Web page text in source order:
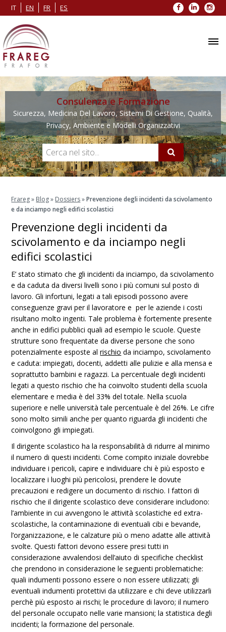
IT EN FR ES Facebook
LinkedIn
Consulenza e Formazione
Sicurezza, Medicina Del Lavoro, Sistemi Di Gestione, Qualità,
Privacy, Ambiente e Modelli Organizzativi
Frareg» Blog» Dossiers»Prevenzione degli incidenti da scivolamento
e da inciampo negli edifici scolastici
Prevenzione degli incidenti da
scivolamento e da inciampo negli
edifici scolastici
E’ stato stimato che gli incidenti da inciampo, da scivolamento
e da caduta da diversi livelli sono i più comuni sul posto di
lavoro. Gli infortuni, legati a tali episodi possono avere
conseguenze gravi per il lavoratore e per le aziende i costi
risultano molto ingenti. Tale problema è fortemente presente
anche in edifici pubblici quali ad esempio le scuole. Queste
strutture sono frequentate da diverse persone che sono
potenzialmente esposte alrischio da inciampo, scivolamento
e caduta: impiegati, docenti, addetti alle pulizie e alla mensa e
soprattutto bambini e ragazzi. La percentuale degli incidenti
legati a questo rischio che ha coinvolto studenti della scuola
elementare e media è del 33% del totale. Nella scuola
superiore e nelle università tale percentuale è del 26%. Le cifre
sono molto simili anche per quanto riguarda gli incidenti che
coinvolgono gli impiegati.
Il dirigente scolastico ha la responsabilità di ridurre al minimo
il numero di questi incidenti. Come compito iniziale dovrebbe
individuare i pericoli, capire e individuare chi è più esposto e
localizzare i luoghi più pericolosi, prendere le dovute
precauzioni e redigere un documento di rischio. I fattori di
rischio che il dirigente scolastico deve considerare includono:
l’ambiente in cui avvengono le attività scolastiche ed extra-
scolastiche, la contaminazione di eventuali cibi e bevande,
l’organizzazione, e le calzature più o meno adatte alle attività
svolte. Questi fattori devono essere presi tutti in
considerazione avvalendosi dell’aiuto di specifiche checklist
che prendono in considerazione le seguenti problematiche:
quali indumenti possono essere o non essere utilizzati; gli
eventuali indumenti protettivi da utilizzare e chi deve utilizzarli
perchè più esposto ai rischi; le procedure di lavoro; il numero
del personale occupato nelle varie mansioni; la statistica degli
incidenti; la formazione del personale.